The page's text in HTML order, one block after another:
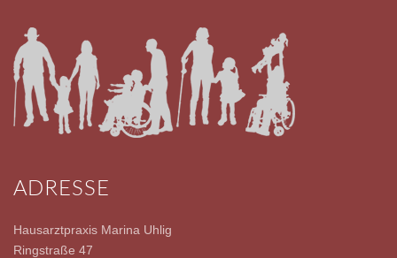
ADRESSE
Hausarztpraxis Marina Uhlig
Ringstraße 47